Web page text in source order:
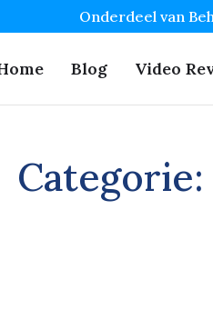
Onderdeel van
Blog Video
Categorie: